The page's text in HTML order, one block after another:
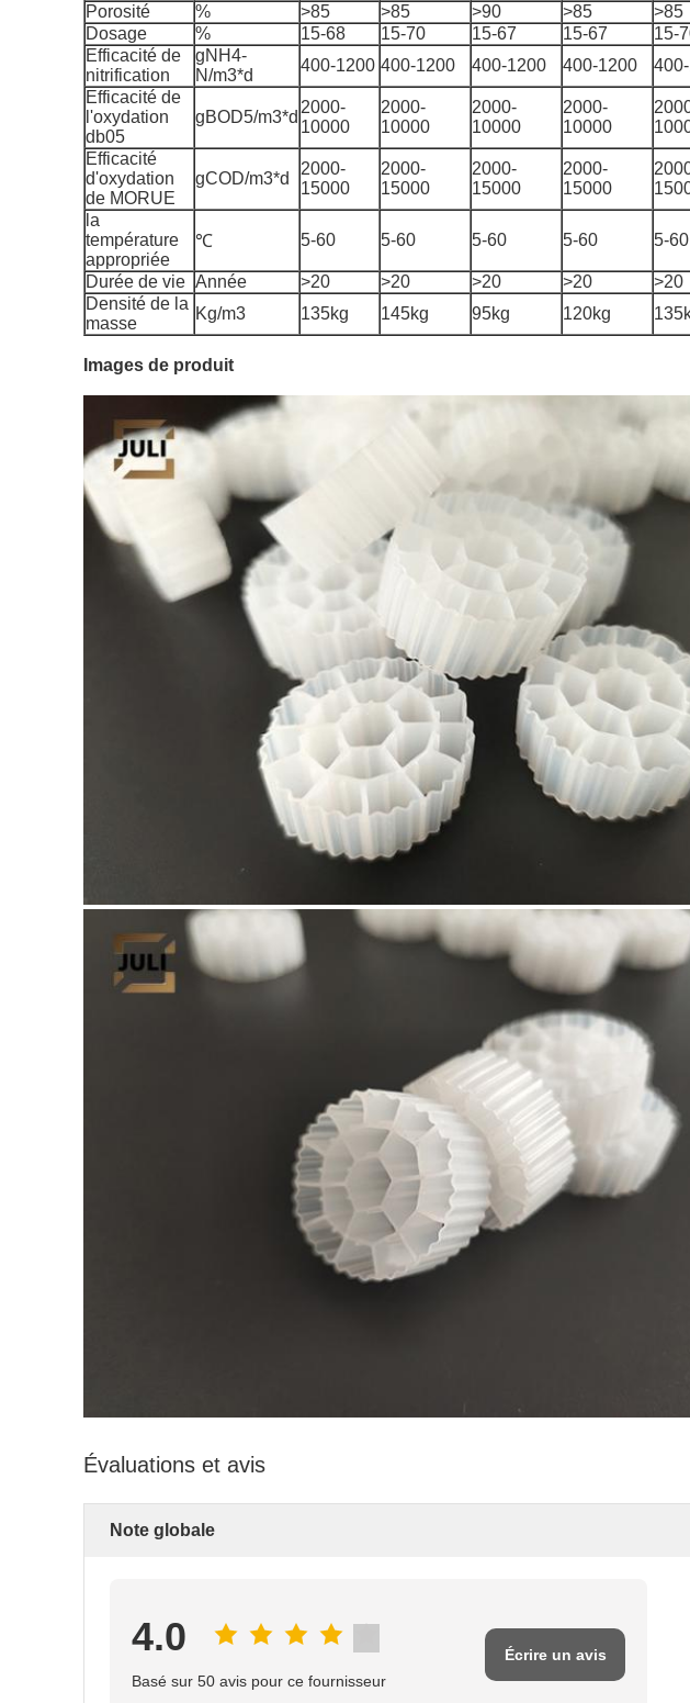
Porosité
% >85 >85 >90 >85
>85
Dosage
% 15-68 15-70 15-67 15-67
15-
Efficacité de
nitrification
gNH4-
N/m3*d
400-1200 400-1200 400-1200 400-1200
Efficacité de
l'oxydation
db05
gBOD5/m3*d
2000-
10000
2000-
10000
2000-
10000
2000-
10000
Efficacité
d'oxydation
de MORUE
gCOD/m3*d
2000-
15000
2000-
15000
2000-
15000
2000-
15000
la
température
appropriée
℃ 5-60 5-60 5-60 5-60 5-60
Durée de vie Année >20 >20 >20 >20
>20
Densité de la
masse
Kg/m3 135kg 145kg 95kg 120kg
Images de produit
Évaluations et avis
Note globale
4.0
Basé sur 50 avis pour ce fournisseur
Écrire un avis